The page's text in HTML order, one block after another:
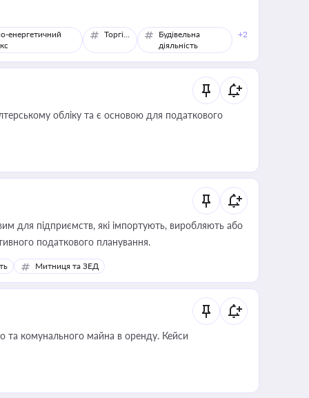
енергетичний
Торгівля
Будівельна
діяльність
+2
обліку та є основою для податкового
для підприємств, які імпортують, виробляють або
податкового планування.
Митниця та ЗЕД
та комунального майна в оренду. Кейси